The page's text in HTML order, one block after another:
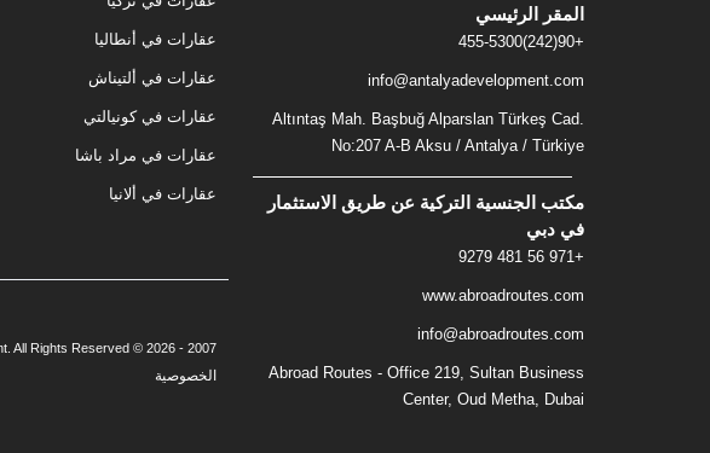
المقر الرئيسي
+90(242)455-5300
info@antalyadevelopment.com
Altıntaş Mah. Başbuğ Alparslan Türkeş Cad.
No:207 A-B Aksu / Antalya / Türkiye
مكتب الجنسية التركية عن طريق الاستثمار
في دبي
+971 56 481 9279
www.abroadroutes.com
info@abroadroutes.com
Abroad Routes - Office 219, Sultan Business
Center, Oud Metha, Dubai
عقارات في أنطاليا
عقارات في ألتيناش
عقارات في كونيالتي
عقارات في مراد باشا
عقارات في ألانيا
2007 - 2026 © Antalya Development - Real Estate & Investment. All Rights Reserved. -
الخصوصية